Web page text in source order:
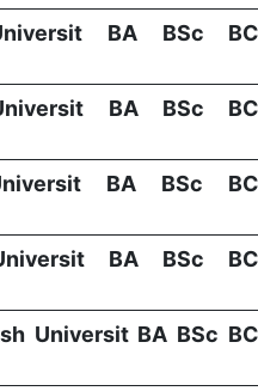
BA BSc
BA BSc
BA BSc
BA BSc
Universit BA BSc